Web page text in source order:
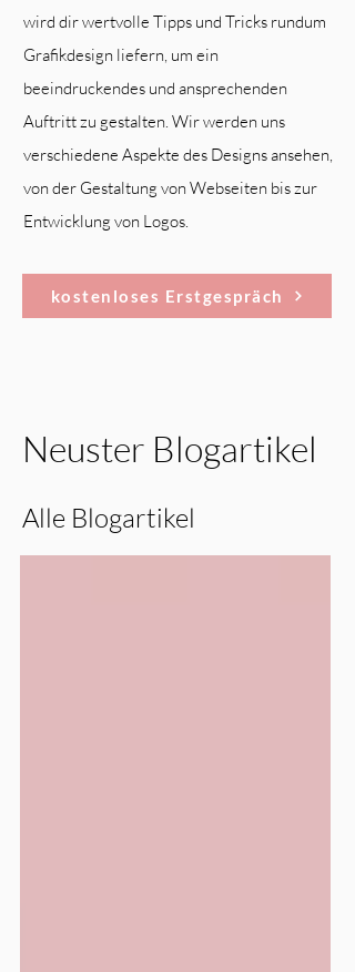
wird dir wertvolle Tipps und Tricks rundum
Grafikdesign liefern, um ein
beeindruckendes und ansprechenden
Auftritt zu gestalten. Wir werden uns
verschiedene Aspekte des Designs ansehen,
von der Gestaltung von Webseiten bis zur
Entwicklung von Logos.
kostenloses Erstgespräch
Neuster Blogartikel
Alle Blogartikel